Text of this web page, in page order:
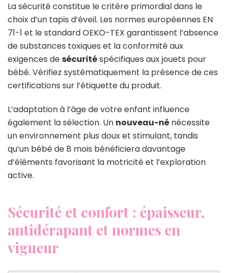
La sécurité constitue le critère primordial dans le
choix d’un tapis d’éveil. Les normes européennes EN
71-1 et le standard OEKO-TEX garantissent l’absence
de substances toxiques et la conformité aux
exigences desécuritéspécifiques aux jouets pour
bébé. Vérifiez systématiquement la présence de ces
certifications sur l’étiquette du produit.
L’adaptation à l’âge de votre enfant influence
également la sélection. Un nouveau-né nécessite
un environnement plus doux et stimulant, tandis
qu’un bébé de 8 mois bénéficiera davantage
d’éléments favorisant la motricité et l’exploration
active.
Sécurité et confort : épaisseur,
antidérapant et normes en
vigueur